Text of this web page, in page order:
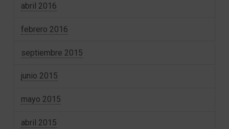
abril 2016
febrero 2016
septiembre 2015
junio 2015
mayo 2015
abril 2015